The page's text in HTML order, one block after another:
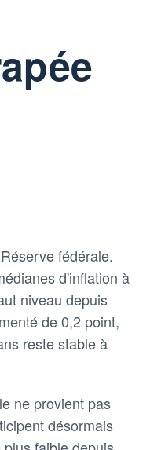
fédérale.
d'inflation à
niveau depuis
de 0,2 point,
reste stable à
ne provient pas
désormais